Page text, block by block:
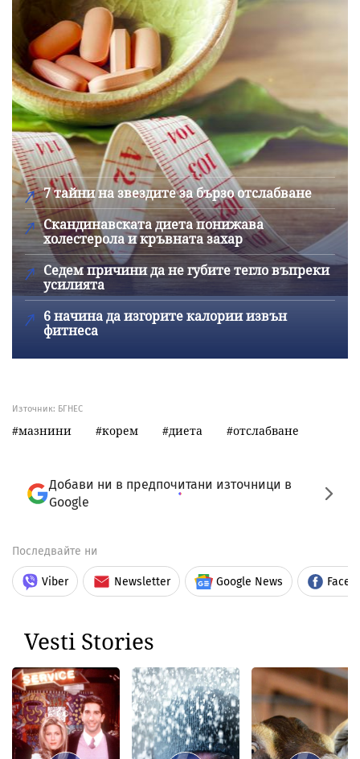
7 тайни на звездите за бързо отслабване
Скандинавската диета понижава
холестерола и кръвната захар
Седем причини да не губите тегло въпреки
усилията
6 начина да изгорите калории извън
фитнеса
Източник: БГНЕС
мазнини корем диета отслабване
Добави ни в предпочитани източници в
Google
Последвайте ни
Viber Newsletter Google News
Vesti Stories